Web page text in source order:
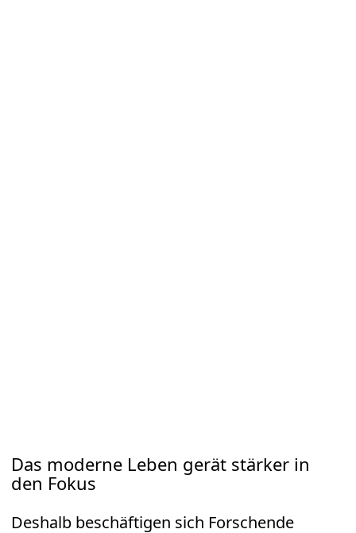
Das moderne Leben gerät stärker in
den Fokus
Deshalb beschäftigen sich Forschende